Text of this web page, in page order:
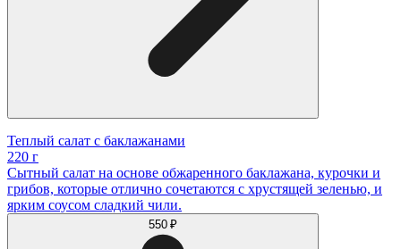
Теплый салат с баклажанами
220 г
Сытный салат на основе обжаренного баклажана, курочки и
грибов, которые отлично сочетаются с хрустящей зеленью, и
ярким соусом сладкий чили.
550 ₽